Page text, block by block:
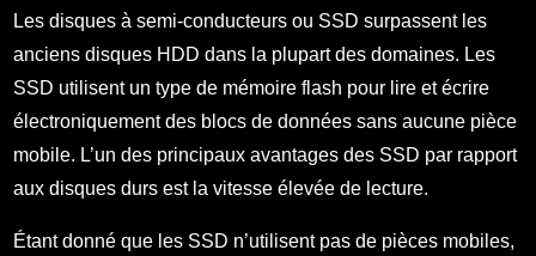
Les disques à semi-conducteurs ou SSD surpassent les
anciens disques HDD dans la plupart des domaines. Les
SSD utilisent un type de mémoire flash pour lire et écrire
électroniquement des blocs de données sans aucune pièce
mobile. L’un des principaux avantages des SSD par rapport
aux disques durs est la vitesse élevée de lecture.
Étant donné que les SSD n’utilisent pas de pièces mobiles,